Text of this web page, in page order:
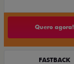
Quero agora!
FASTBACK